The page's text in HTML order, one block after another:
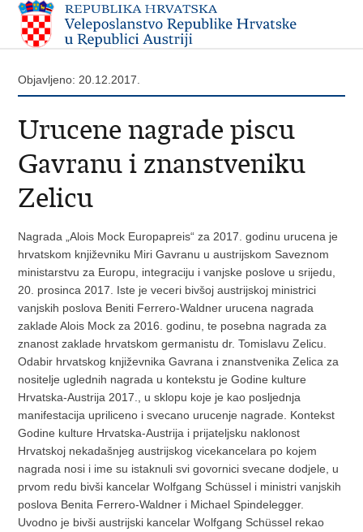
Objavljeno: 20.12.2017.
Urucene nagrade piscu
Gavranu i znanstveniku
Zelicu
Nagrada „Alois Mock Europapreis“ za 2017. godinu urucena je
hrvatskom književniku Miri Gavranu u austrijskom Saveznom
ministarstvu za Europu, integraciju i vanjske poslove u srijedu,
20. prosinca 2017. Iste je veceri bivšoj austrijskoj ministrici
vanjskih poslova Beniti Ferrero-Waldner urucena nagrada
zaklade Alois Mock za 2016. godinu, te posebna nagrada za
znanost zaklade hrvatskom germanistu dr. Tomislavu Zelicu.
Odabir hrvatskog književnika Gavrana i znanstvenika Zelica za
nositelje uglednih nagrada u kontekstu je Godine kulture
Hrvatska-Austrija 2017., u sklopu koje je kao posljednja
manifestacija upriliceno i svecano urucenje nagrade. Kontekst
Godine kulture Hrvatska-Austrija i prijateljsku naklonost
Hrvatskoj nekadašnjeg austrijskog vicekancelara po kojem
nagrada nosi i ime su istaknuli svi govornici svecane dodjele, u
prvom redu bivši kancelar Wolfgang Schüssel i ministri vanjskih
poslova Benita Ferrero-Waldner i Michael Spindelegger.
Uvodno je bivši austrijski kancelar Wolfgang Schüssel rekao